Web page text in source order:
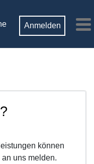
Anmelden
können
uns melden.